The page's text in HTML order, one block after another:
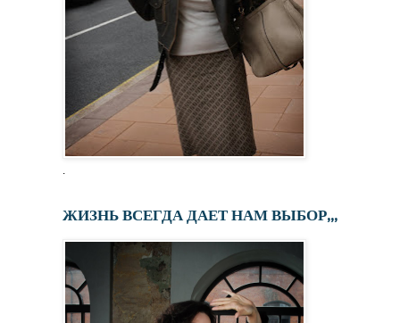
.
ЖИЗНЬ ВСЕГДА ДАЕТ НАМ ВЫБОР,,,